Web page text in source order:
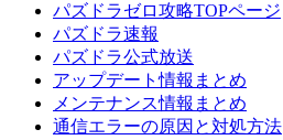
パズドラゼロ攻略TOPページ
パズドラ速報
パズドラ公式放送
アップデート情報まとめ
メンテナンス情報まとめ
通信エラーの原因と対処方法